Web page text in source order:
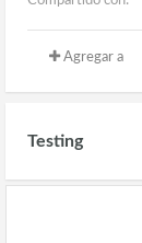
Agregar a
Testing